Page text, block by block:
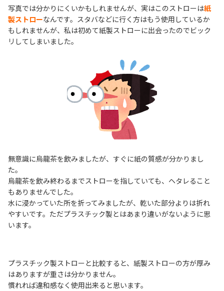
写真では分かりにくいかもしれませんが、実はこのストローは紙
製ストローなんです。スタバなどに行く方はもう使用しているか
もしれませんが、私は初めて紙製ストローに出会ったのでビック
リしてしまいました。
無意識に烏龍茶を飲みましたが、すぐに紙の質感が分かりまし
た。
烏龍茶を飲み終わるまでストローを指していても、ヘタレること
もありませんでした。
水に浸かっていた所を折ってみましたが、乾いた部分よりは折れ
やすいです。ただプラスチック製とはあまり違いがないように思
います。
プラスチック製ストローと比較すると、紙製ストローの方が厚み
はありますが重さは分かりません。
慣れれば違和感なく使用出来ると思います。